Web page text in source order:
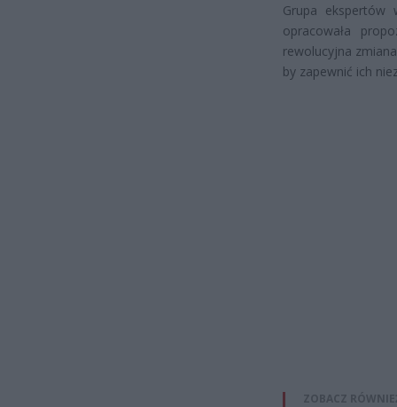
Grupa ekspertów
opracowała
rewolucyjna
by zapewnić ich
ZOBACZ